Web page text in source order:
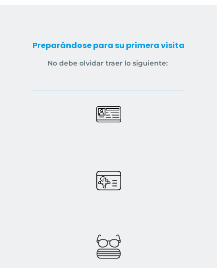
Preparándose para su primera visita
No debe olvidar traer lo siguiente: